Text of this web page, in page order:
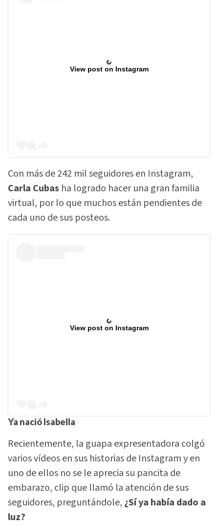
View post on Instagram
Con más de 242 mil seguidores en Instagram,
Carla Cubas ha logrado hacer una gran familia
virtual, por lo que muchos están pendientes de
cada uno de sus posteos.
View post on Instagram
Ya nació Isabella
Recientemente, la guapa expresentadora colgó
varios vídeos en sus historias de Instagram y en
uno de ellos no se le aprecia su pancita de
embarazo, clip que llamó la atención de sus
seguidores, preguntándole, ¿Sí ya había dado a
luz?